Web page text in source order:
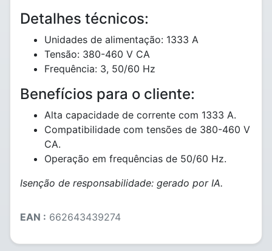
Detalhes técnicos:
Unidades de alimentação: 1333 A
Tensão: 380-460 V CA
Frequência: 3, 50/60 Hz
Benefícios para o cliente:
Alta capacidade de corrente com 1333 A.
Compatibilidade com tensões de 380-460 V
CA.
Operação em frequências de 50/60 Hz.
Isenção de responsabilidade: gerado por IA.
EAN : 662643439274